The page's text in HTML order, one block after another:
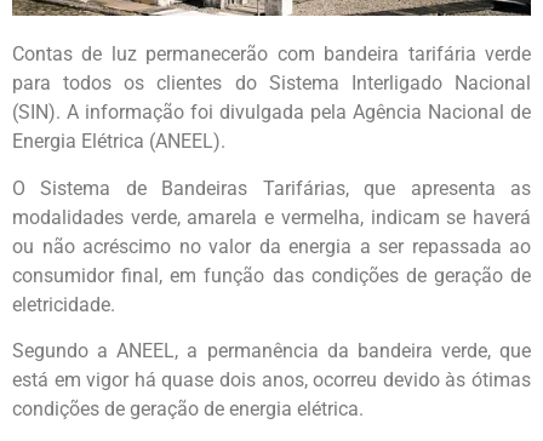
Contas de luz permanecerão com bandeira tarifária verde
para todos os clientes do Sistema Interligado Nacional
(SIN). A informação foi divulgada pela Agência Nacional de
Energia Elétrica (ANEEL).
O Sistema de Bandeiras Tarifárias, que apresenta as
modalidades verde, amarela e vermelha, indicam se haverá
ou não acréscimo no valor da energia a ser repassada ao
consumidor final, em função das condições de geração de
eletricidade.
Segundo a ANEEL, a permanência da bandeira verde, que
está em vigor há quase dois anos, ocorreu devido às ótimas
condições de geração de energia elétrica.